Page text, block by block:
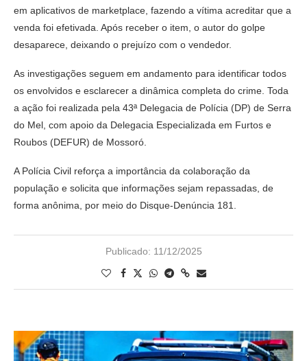
em aplicativos de marketplace, fazendo a vítima acreditar que a
venda foi efetivada. Após receber o item, o autor do golpe
desaparece, deixando o prejuízo com o vendedor.
As investigações seguem em andamento para identificar todos
os envolvidos e esclarecer a dinâmica completa do crime. Toda
a ação foi realizada pela 43ª Delegacia de Polícia (DP) de Serra
do Mel, com apoio da Delegacia Especializada em Furtos e
Roubos (DEFUR) de Mossoró.
A Polícia Civil reforça a importância da colaboração da
população e solicita que informações sejam repassadas, de
forma anônima, por meio do Disque-Denúncia 181.
Publicado: 11/12/2025